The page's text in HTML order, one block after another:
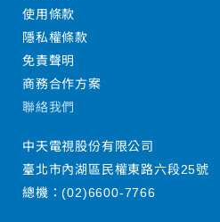
使用條款
隱私權條款
免責聲明
商務合作方案
聯絡我們
中天電視股份有限公司
臺北市內湖區民權東路六段25號
總機：(02)6600-7766